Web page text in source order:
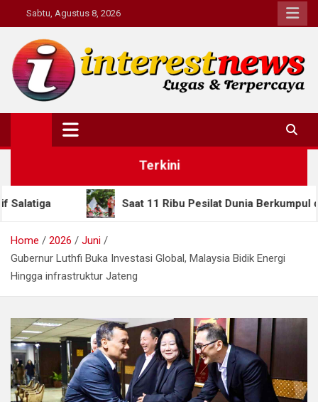
to
content
Sabtu, Agustus 8, 2026
Interestnews.or.id
Terkini
Saat 11 Ribu Pesilat Dunia Berkumpul di Semarang,
Home 2026
Juni
Gubernur Luthfi Buka Investasi Global, Malaysia Bidik Energi
Hingga infrastruktur Jateng